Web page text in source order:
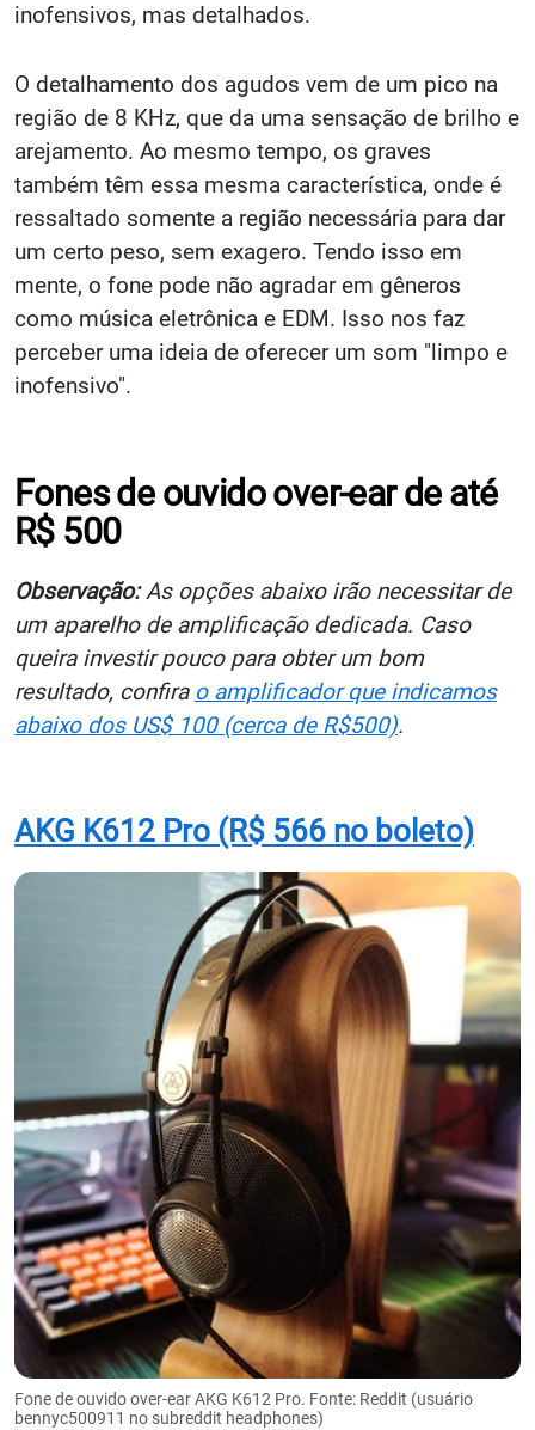
inofensivos, mas detalhados.
O detalhamento dos agudos vem de um pico na
região de 8 KHz, que da uma sensação de brilho e
arejamento. Ao mesmo tempo, os graves
também têm essa mesma característica, onde é
ressaltado somente a região necessária para dar
um certo peso, sem exagero. Tendo isso em
mente, o fone pode não agradar em gêneros
como música eletrônica e EDM. Isso nos faz
perceber uma ideia de oferecer um som "limpo e
inofensivo".
Fones de ouvido over-ear de até
R$ 500
Observação:As opções abaixo irão necessitar de
um aparelho de amplificação dedicada. Caso
queira investir pouco para obter um bom
resultado, confira o amplificador que indicamos
abaixo dos US$ 100 (cerca de R$500).
AKG K612 Pro (R$ 566 no boleto)
Fone de ouvido over-ear AKG K612 Pro. Fonte: Reddit (usuário
bennyc500911 no subreddit headphones)